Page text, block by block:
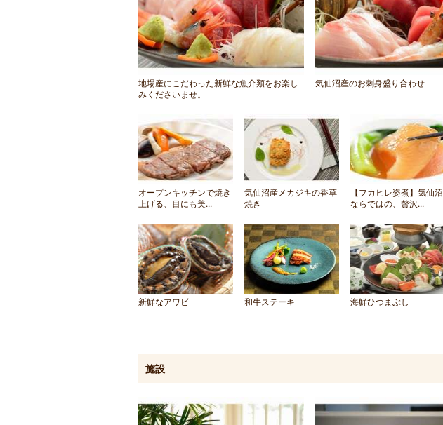
地場産にこだわった新鮮な魚介類をお楽し
みくださいませ。
気仙沼産のお刺身盛り合わせ
オープンキッチンで焼き
上げる、目にも美...
気仙沼産メカジキの香草
焼き
【フカヒレ姿煮】気仙沼
ならではの、贅沢...
新鮮なアワビ 和牛ステーキ 海鮮ひつまぶし
施設